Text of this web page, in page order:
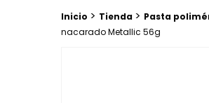
Breadcrumb trail:
Inicio > Tienda > Pasta
nacarado Metallic 56g